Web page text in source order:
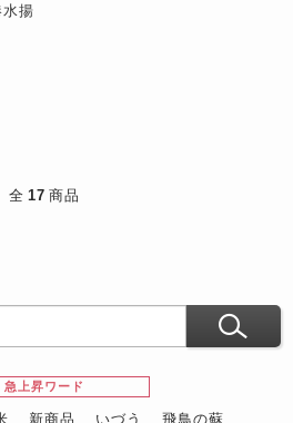
揚
全 17 商品
急上昇ワード
新商品 いづう 飛鳥の蘇